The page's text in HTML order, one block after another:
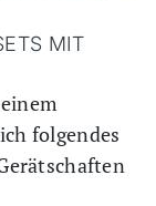
MIT
folgendes